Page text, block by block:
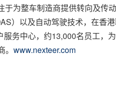
为整车制造商提供转向及
）以及自动驾驶技术，在香
务中心，约13,000名员工，
www.nexteer.com